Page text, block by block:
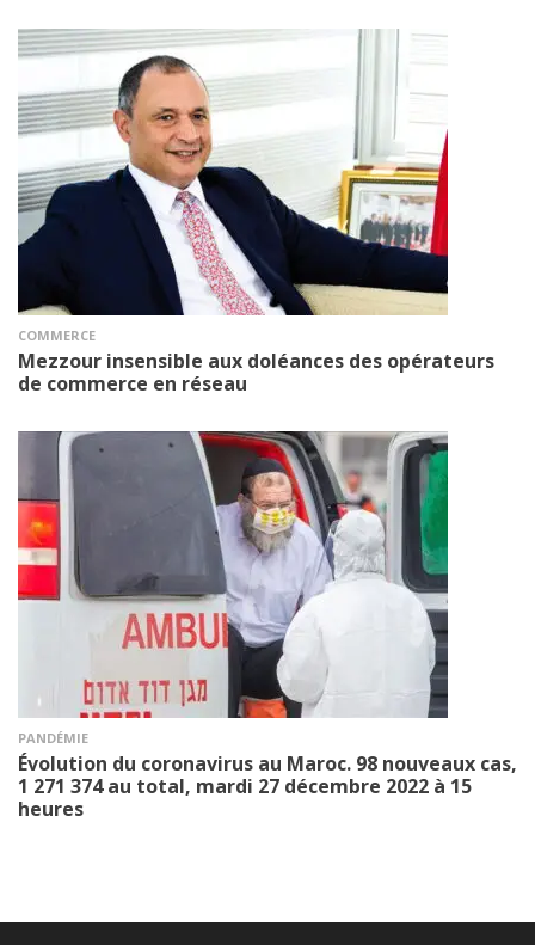
COMMERCE
Mezzour insensible aux doléances des opérateurs
de commerce en réseau
PANDÉMIE
Évolution du coronavirus au Maroc. 98 nouveaux cas,
1 271 374 au total, mardi 27 décembre 2022 à 15
heures